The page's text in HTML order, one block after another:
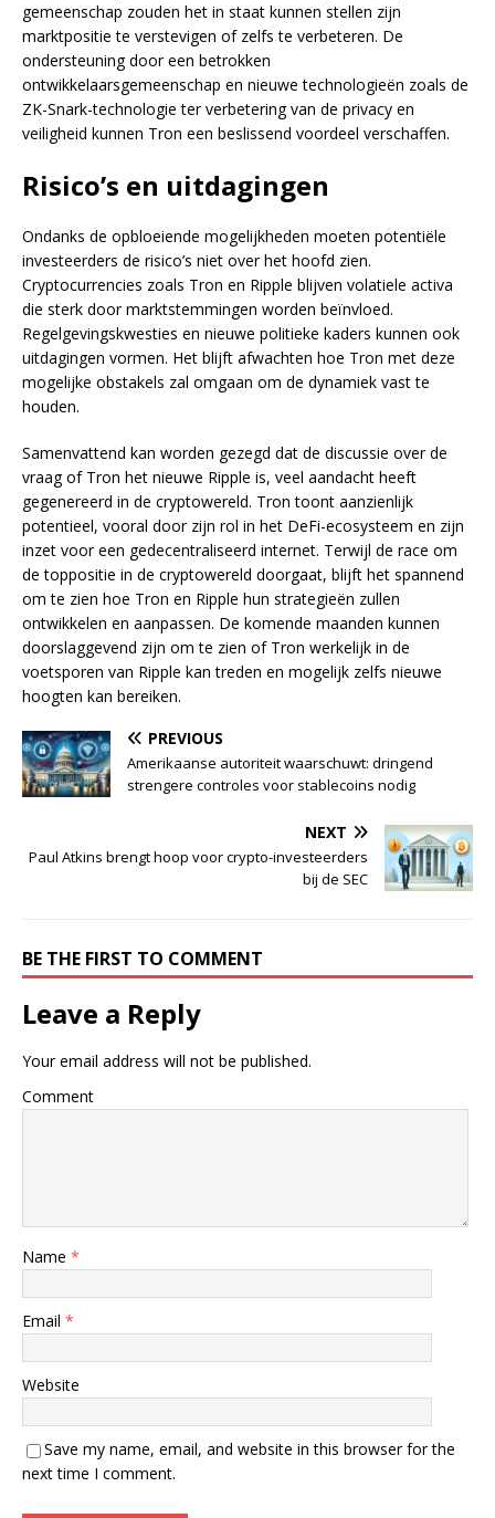
gemeenschap zouden het in staat kunnen stellen zijn
marktpositie te verstevigen of zelfs te verbeteren. De
ondersteuning door een betrokken
ontwikkelaarsgemeenschap en nieuwe technologieën zoals de
ZK-Snark-technologie ter verbetering van de privacy en
veiligheid kunnen Tron een beslissend voordeel verschaffen.
Risico’s en uitdagingen
Ondanks de opbloeiende mogelijkheden moeten potentiële
investeerders de risico’s niet over het hoofd zien.
Cryptocurrencies zoals Tron en Ripple blijven volatiele activa
die sterk door marktstemmingen worden beïnvloed.
Regelgevingskwesties en nieuwe politieke kaders kunnen ook
uitdagingen vormen. Het blijft afwachten hoe Tron met deze
mogelijke obstakels zal omgaan om de dynamiek vast te
houden.
Samenvattend kan worden gezegd dat de discussie over de
vraag of Tron het nieuwe Ripple is, veel aandacht heeft
gegenereerd in de cryptowereld. Tron toont aanzienlijk
potentieel, vooral door zijn rol in het DeFi-ecosysteem en zijn
inzet voor een gedecentraliseerd internet. Terwijl de race om
de toppositie in de cryptowereld doorgaat, blijft het spannend
om te zien hoe Tron en Ripple hun strategieën zullen
ontwikkelen en aanpassen. De komende maanden kunnen
doorslaggevend zijn om te zien of Tron werkelijk in de
voetsporen van Ripple kan treden en mogelijk zelfs nieuwe
hoogten kan bereiken.
PREVIOUS
Amerikaanse autoriteit waarschuwt: dringend
strengere controles voor stablecoins nodig
NEXT
Paul Atkins brengt hoop voor crypto-investeerders
bij de SEC
BE THE FIRST TO COMMENT
Leave a Reply
Your email address will not be published.
Comment
Name *
Email *
Website
Save my name, email, and website in this browser for the
next time I comment.